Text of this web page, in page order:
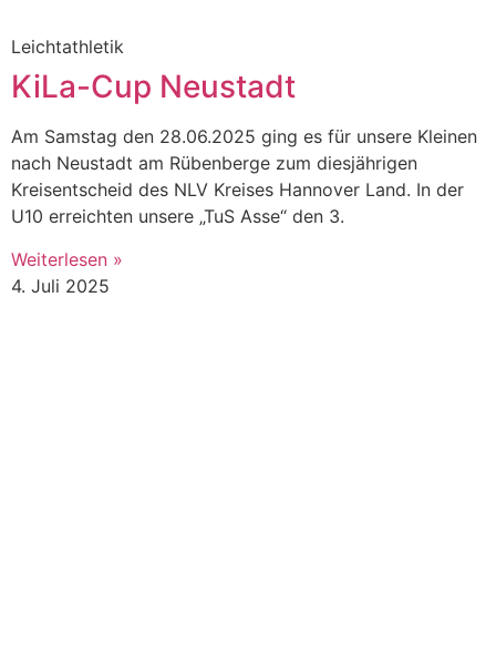
Leichtathletik
KiLa-Cup Neustadt
Am Samstag den 28.06.2025 ging es für unsere Kleinen
nach Neustadt am Rübenberge zum diesjährigen
Kreisentscheid des NLV Kreises Hannover Land. In der
U10 erreichten unsere „TuS Asse“ den 3.
Weiterlesen »
4. Juli 2025